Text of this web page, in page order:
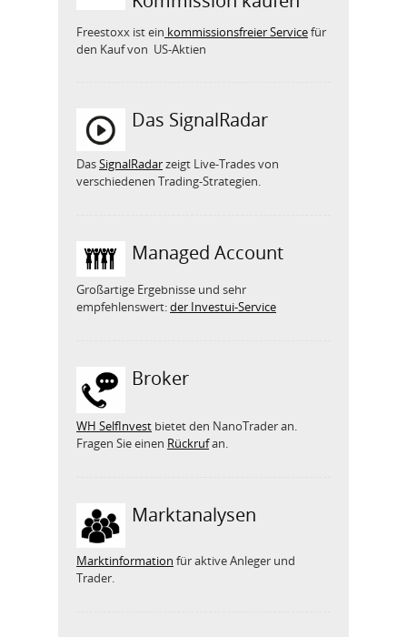
Freestoxx ist ein kommissionsfreier Servicefür
den Kauf von US-Aktien
Das SignalRadar
DasSignalRadarzeigt Live-Trades von
verschiedenen Trading-Strategien.
Managed Account
Großartige Ergebnisse und sehr
empfehlenswert:der Investui-Service
Broker
WH SelfInvest bietet den NanoTrader an.
Fragen Sie einen Rückrufan.
Marktanalysen
Marktinformation für aktive Anleger und
Trader.